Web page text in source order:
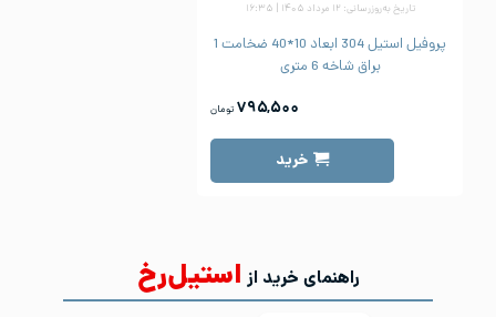
تاریخ به‌روزرسانی: ۱۲ مرداد ۱۴۰۵ | ۱۶:۳۵
پروفیل استیل 304 ابعاد 10*40 ضخامت 1
براق شاخه 6 متری
۷۹۵,۵۰۰ تومان
خرید
راهنمای خرید از استیل‌رخ